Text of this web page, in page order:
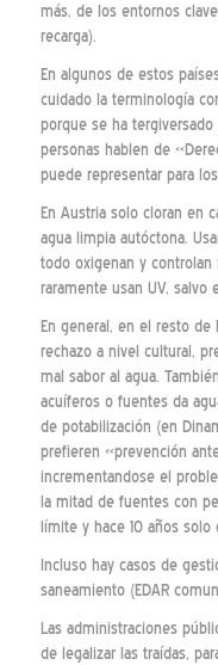
más, de los entornos
recarga).
En algunos de estos
cuidado la terminología
porque se ha
personas hablen de
puede representar para
En Austria solo cloran en
agua limpia autóctona.
todo oxigenan y
raramente usan UV, salvo
En general, en el resto
rechazo a nivel cultural,
mal sabor al agua.
acuíferos o fuentes da
de potabilización (en
prefieren «prevención
incrementandose el
la mitad de fuentes con
límite y hace 10 años
Incluso hay casos de
saneamiento (EDAR
Las administraciones
de legalizar las traídas,